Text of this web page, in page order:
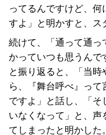
ってるんですけど、
すよ」と明かすと、ス
続けて、「通って通っ
かっていつも思うんで
と振り返ると、「当時
ら、『舞台呼べ』っ
ですよ」と話し、「
いなくなって」と、声
てしまったと明かした。